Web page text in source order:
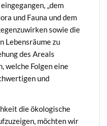
„dem
und Fauna und dem
sowie die
Lebensräume zu
des Areals
welche Folgen eine
und
die ökologische
möchten wir